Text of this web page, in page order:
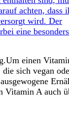
einen
sich vegan
Vitamin A auch